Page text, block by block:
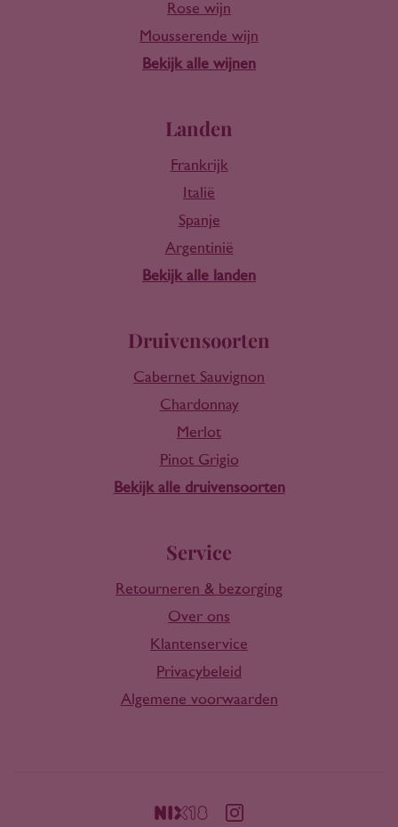
Rose wijn
Mousserende wijn
Bekijk alle wijnen
Landen
Frankrijk
Italië
Spanje
Argentinië
Bekijk alle landen
Druivensoorten
Cabernet Sauvignon
Chardonnay
Merlot
Pinot Grigio
Bekijk alle druivensoorten
Service
Retourneren & bezorging
Over ons
Klantenservice
Privacybeleid
Algemene voorwaarden